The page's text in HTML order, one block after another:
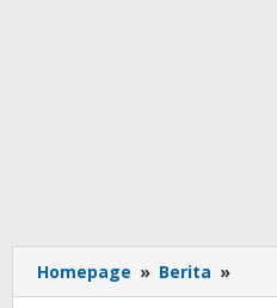
Homepage » Berita »
Biak